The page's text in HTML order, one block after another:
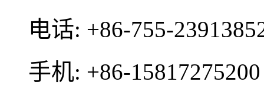
电话: +86-755-
手机: +86-15817275200